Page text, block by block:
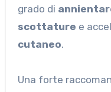
grado di
scottature e
cutaneo.
Una forte